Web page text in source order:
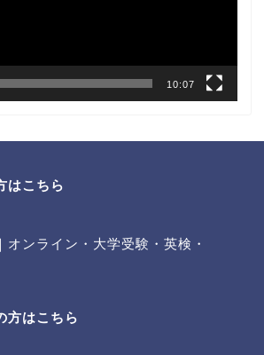
10:07
はこちら
オンライン・大学受験・英検・
方はこちら